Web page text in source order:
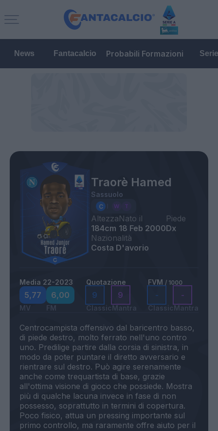
News Fantacalcio Probabili Formazioni
Traorè Hamed
Sassuolo
Altezza
184cm
Nato il
18 Feb 2000
Piede
Dx
Nazionalità
Costa D'avorio
Media 22-2023
5,77
MV
6,00
FM
Quotazione
9
Classic
9
Mantra
FVM / 1000
-
Classic
-
Mantra
Centrocampista offensivo dal baricentro basso,
di piede destro, molto ferrato nell'uno contro
uno. Predilige partire dalla corsia di sinistra, in
modo da poter puntare il diretto avversario e
rientrare sul destro. Può agire serenamente
anche come trequartista di base, grazie
all'ottima visione di gioco che possiede. Mostra
più di qualche lacuna invece in fase di non
possesso, soprattutto in termini di copertura.
Poco fisico, attua un pressing importante sul
primo controllo, ma raramente offre aiuto per il